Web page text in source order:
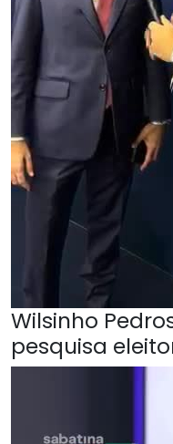
Wilsinho
pesquisa